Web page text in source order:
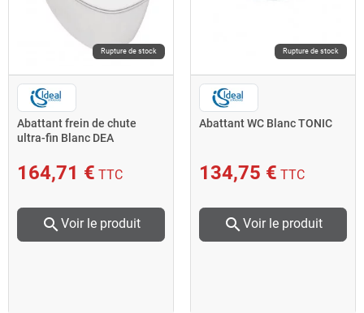
Rupture de stock
Abattant frein de chute
ultra-fin Blanc DEA
164,71 € TTC
search Voir le produit
Rupture de stock
Abattant WC Blanc TONIC
134,75 € TTC
search Voir le produit